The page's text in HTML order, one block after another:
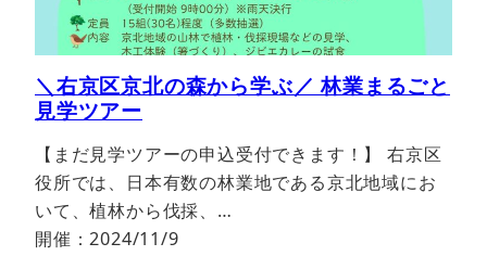
＼右京区京北の森から学ぶ／ 林業まるごと
見学ツアー
【まだ見学ツアーの申込受付できます！】 右京区
役所では、日本有数の林業地である京北地域にお
いて、植林から伐採、…
開催：2024/11/9